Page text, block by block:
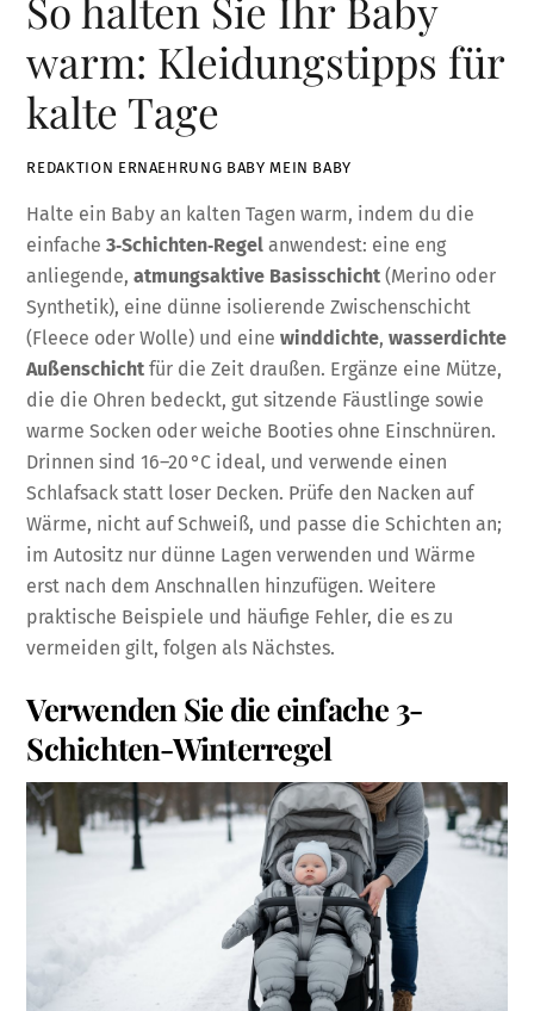
So halten Sie Ihr Baby
warm: Kleidungstipps für
kalte Tage
REDAKTION ERNAEHRUNG BABY MEIN BABY
Halte ein Baby an kalten Tagen warm, indem du die
einfache3‑Schichten‑Regel anwendest: eine eng
anliegende,atmungsaktive Basisschicht (Merino oder
Synthetik), eine dünne isolierende Zwischenschicht
(Fleece oder Wolle) und einewinddichte,wasserdichte
Außenschicht für die Zeit draußen. Ergänze eine Mütze,
die die Ohren bedeckt, gut sitzende Fäustlinge sowie
warme Socken oder weiche Booties ohne Einschnüren.
Drinnen sind 16–20 °C ideal, und verwende einen
Schlafsack statt loser Decken. Prüfe den Nacken auf
Wärme, nicht auf Schweiß, und passe die Schichten an;
im Autositz nur dünne Lagen verwenden und Wärme
erst nach dem Anschnallen hinzufügen. Weitere
praktische Beispiele und häufige Fehler, die es zu
vermeiden gilt, folgen als Nächstes.
Verwenden Sie die einfache 3-
Schichten-Winterregel